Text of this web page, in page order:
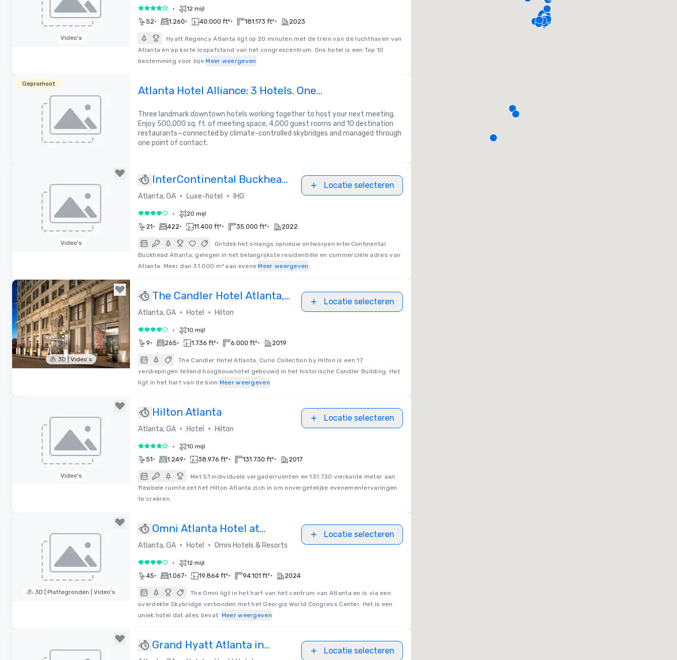
Video's
4 van 5 • 12 mijl
52• 1.260• 40.000 ft²• 181.173 ft²• 2023
Hyatt Regency Atlanta ligt op 20 minuten met de trein van de luchthaven van
Atlanta en op korte loopafstand van het congrescentrum. Ons hotel is een Top 10
bestemming voor bije Meer weergeven
Gepromoot
Atlanta Hotel Alliance: 3 Hotels. One
Three landmark downtown hotels working together to host your next meeting.
Enjoy 500,000 sq. ft. of meeting space, 4,000 guest rooms and 10 destination
restaurants—connected by climate-controlled skybridges and managed through
one point of contact.
Video's
InterContinental Buckhead
Atlanta
Atlanta, GA • Luxe-hotel • IHG
Locatie selecteren
4 van 5 • 20 mijl
21• 422• 11.400 ft²• 35.000 ft²• 2022
Ontdek het onlangs opnieuw ontworpen InterContinental
Buckhead Atlanta, gelegen in het belangrijkste residentiële en commerciële adres van
Atlanta. Meer dan 31.000 m² aan evene Meer weergeven
3D | Video's
The Candler Hotel Atlanta,
Curio Collection by Hilton
Atlanta, GA • Hotel • Hilton
Locatie selecteren
4 van 5 • 10 mijl
9• 265• 1.736 ft²• 6.000 ft²• 2019
The Candler Hotel Atlanta, Curio Collection by Hilton is een 17
verdiepingen tellend hoogbouwhotel gebouwd in het historische Candler Building. Het
ligt in het hart van de binn Meer weergeven
Video's
Hilton Atlanta
Atlanta, GA • Hotel • Hilton
Locatie selecteren
4 van 5 • 10 mijl
51• 1.249• 38.976 ft²• 131.730 ft²• 2017
Met 51 individuele vergaderruimten en 131.730 vierkante meter aan
flexibele ruimte zet het Hilton Atlanta zich in om onvergetelijke evenementervaringen
te creëren.
3D | Plattegronden | Video's
Omni Atlanta Hotel at
Centennial Park
Atlanta, GA • Hotel • Omni Hotels & Resorts
Locatie selecteren
4 van 5 • 12 mijl
45• 1.067• 19.864 ft²• 94.101 ft²• 2024
The Omni ligt in het hart van het centrum van Atlanta en is via een
overdekte Skybridge verbonden met het Georgia World Congress Center. Het is een
uniek hotel dat alles bevat Meer weergeven
Grand Hyatt Atlanta in
Locatie selecteren